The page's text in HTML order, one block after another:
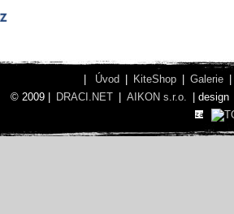
Úvod KiteShop Galerie
© 2009 |
DRACI.NET AIKON s.r.o. | design